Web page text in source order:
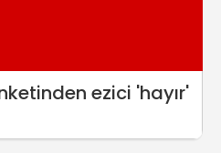
ezici 'hayır'